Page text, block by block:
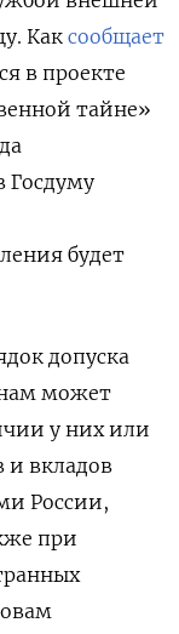
Как сообщает
в проекте
тайне»
Госдуму
будет
допуска
может
у них или
и вкладов
России,
при